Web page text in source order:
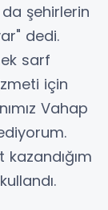
şehirlerin
dedi.
sarf
için
Vahap